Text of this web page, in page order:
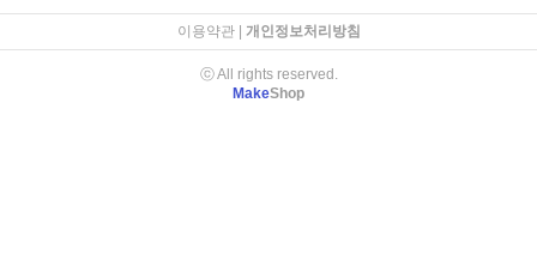
이용약관| 개인정보처리방침
ⓒ All rights reserved.
MakeShop